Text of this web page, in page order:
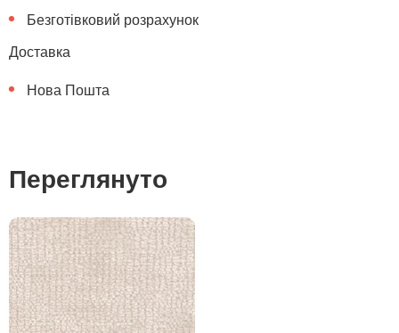
Безготівковий розрахунок
Доставка
Нова Пошта
Переглянуто